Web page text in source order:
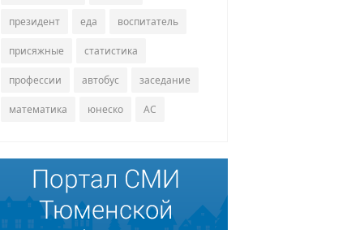
президент еда воспитатель
присяжные статистика
профессии автобус заседание
математика юнеско АС